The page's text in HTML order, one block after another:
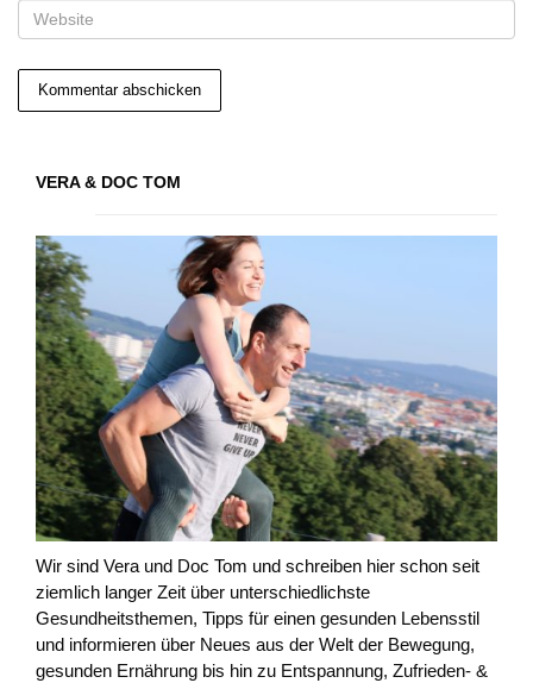
VERA & DOC TOM
Wir sind Vera und Doc Tom und schreiben hier schon seit
ziemlich langer Zeit über unterschiedlichste
Gesundheitsthemen, Tipps für einen gesunden Lebensstil
und informieren über Neues aus der Welt der Bewegung,
gesunden Ernährung bis hin zu Entspannung, Zufrieden- &